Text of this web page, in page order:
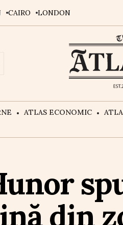
CAIRO LONDON
ATLAS ECONOMIC
din